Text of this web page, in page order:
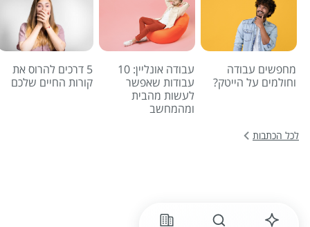
מחפשים עבודה
וחולמים על הייטק?
עבודה אונליין: 10
עבודות שאפשר
לעשות מהבית
ומהמחשב
5 דרכים להרוס את
קורות החיים שלכם
לכל הכתבות